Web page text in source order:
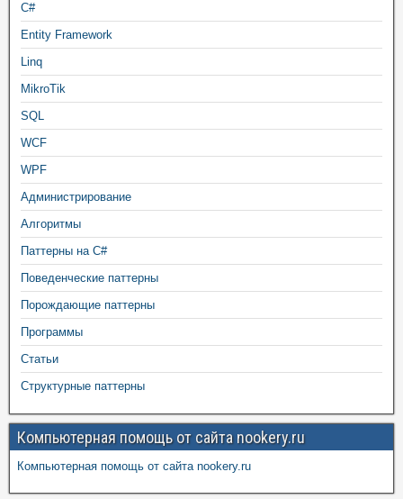
C#
Entity Framework
Linq
MikroTik
SQL
WCF
WPF
Администрирование
Алгоритмы
Паттерны на C#
Поведенческие паттерны
Порождающие паттерны
Программы
Статьи
Структурные паттерны
Компьютерная помощь от сайта nookery.ru
Компьютерная помощь от сайта nookery.ru